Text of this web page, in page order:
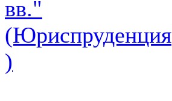
вв."
(Юриспруденция
)